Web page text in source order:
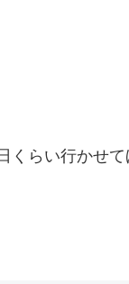
らい行かせて